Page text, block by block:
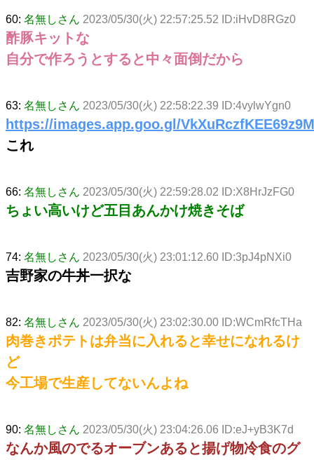
60: 名無しさん 2023/05/30(火) 22:57:25.52 ID:iHvD8RGz0
酢豚キットな
自分で作ろうとすると中々面倒だから
63: 名無しさん 2023/05/30(火) 22:58:22.39 ID:4vylwYgn0
https://images.app.goo.gl/
これ
66: 名無しさん 2023/05/30(火) 22:59:28.02 ID:X8HrJzFG0
ちょい高いけど五目あんかけ焼きそば
74: 名無しさん 2023/05/30(火) 23:01:12.60 ID:3pJ4pNXi0
吉野家の牛丼一択な
82: 名無しさん 2023/05/30(火) 23:02:30.00 ID:WCmRfcTHa
肉巻きポテトは弁当に入れると幸せになれるけ
ど
今工場で生産してないんよね
90: 名無しさん 2023/05/30(火) 23:04:26.06 ID:eJ+yB3K7d
なんか風のでるオーブンあると揚げ物冷食のグ